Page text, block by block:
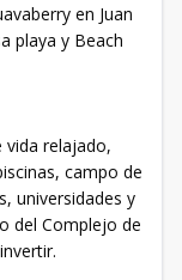
en Juan
playa y Beach
vida relajado,
campo de
universidades y
del Complejo de